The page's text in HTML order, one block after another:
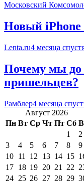
Московский
Новый
Lenta.ru4 месяца
Почему мы до
пришельцев?
Рамблер4 месяца
Август 2026
Пн Вт Ср Чт Пт Сб
1
2
3
4 5 6 7 8
9
10 11 12 13 14 15
17 18 19 20 21 22
24 25 26 27 28 29